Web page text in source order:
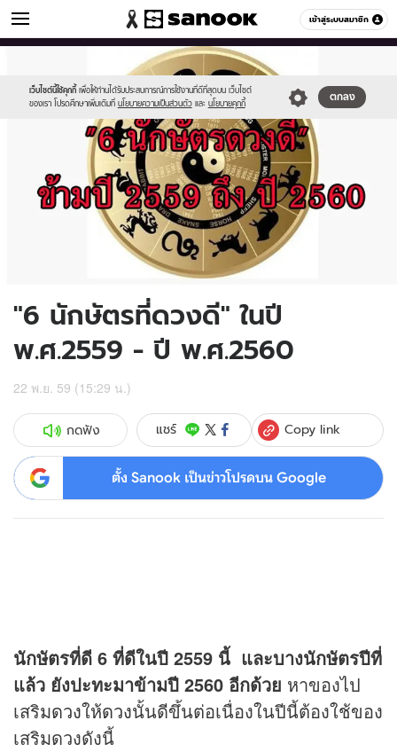
เข้าสู่ระบบสมาชิก
ดูดวง หมวดอื่นๆ
เว็บไซต์นี้ใช้คุกกี้ เพื่อให้ท่านได้รับประสบการณ์การใช้งานที่ดีที่สุดบน เว็บไซต์
ของเรา โปรดศึกษาเพิ่มเติมที่ นโยบายความเป็นส่วนตัว และ นโยบายคุกกี้
ตกลง
//s.isanook.com/sr/0/images/logo-
sanook.png
//s.isanook.com/ho/0/ud/21/108549/pp.jpg
"6 นักษัตรที่ดวงดี" ในปี
พ.ศ.2559 - ปี พ.ศ.2560
22 พ.ย. 59 (15:29 น.)
กดฟัง แชร์ Copy link
ตั้ง Sanook เป็นข่าวโปรดบน Google
นักษัตรที่ดี 6 ที่ดีในปี 2559 นี้ และบางนักษัตรปีที่
แล้ว ยังปะทะมาข้ามปี 2560 อีกด้วย หาของไป
เสริมดวงให้ดวงนั้นดีขึ้นต่อเนื่องในปีนี้ต้องใช้ของ
เสริมดวงดังนี้